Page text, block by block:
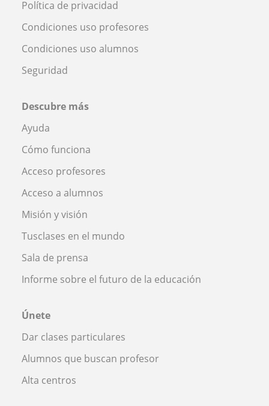
Política de privacidad
Condiciones uso profesores
Condiciones uso alumnos
Seguridad
Descubre más
Ayuda
Cómo funciona
Acceso profesores
Acceso a alumnos
Misión y visión
Tusclases en el mundo
Sala de prensa
Informe sobre el futuro de la educación
Únete
Dar clases particulares
Alumnos que buscan profesor
Alta centros